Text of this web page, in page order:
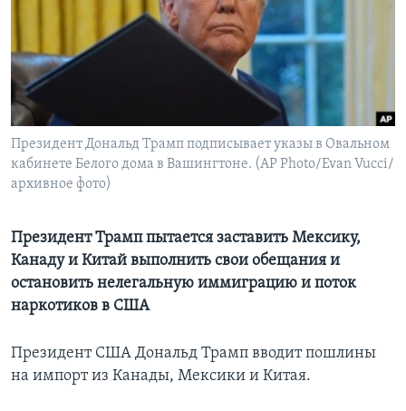
Learning English
СОЦИАЛЬНЫЕ СЕТИ
Языки
Президент Дональд Трамп подписывает указы в Овальном
кабинете Белого дома в Вашингтоне. (AP Photo/Evan Vucci/
архивное фото)
Президент Трамп пытается заставить Мексику,
Канаду и Китай выполнить свои обещания и
остановить нелегальную иммиграцию и поток
наркотиков в США
Президент США Дональд Трамп вводит пошлины
на импорт из Канады, Мексики и Китая.